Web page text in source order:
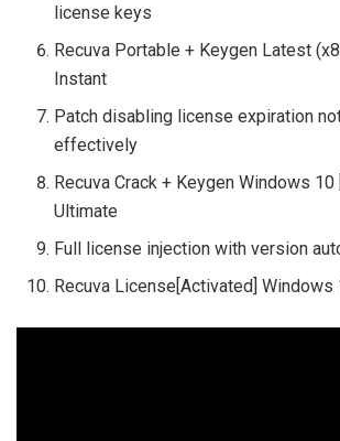
license keys
Recuva Portable + Keygen Latest
Instant
Patch disabling license expiration
effectively
Recuva Crack + Keygen Windows 10
Ultimate
Full license injection with version
Recuva License[Activated] Windows